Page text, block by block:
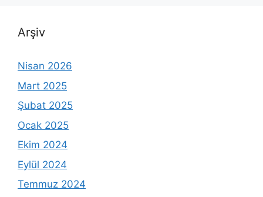
Arşiv
Nisan 2026
Mart 2025
Şubat 2025
Ocak 2025
Ekim 2024
Eylül 2024
Temmuz 2024